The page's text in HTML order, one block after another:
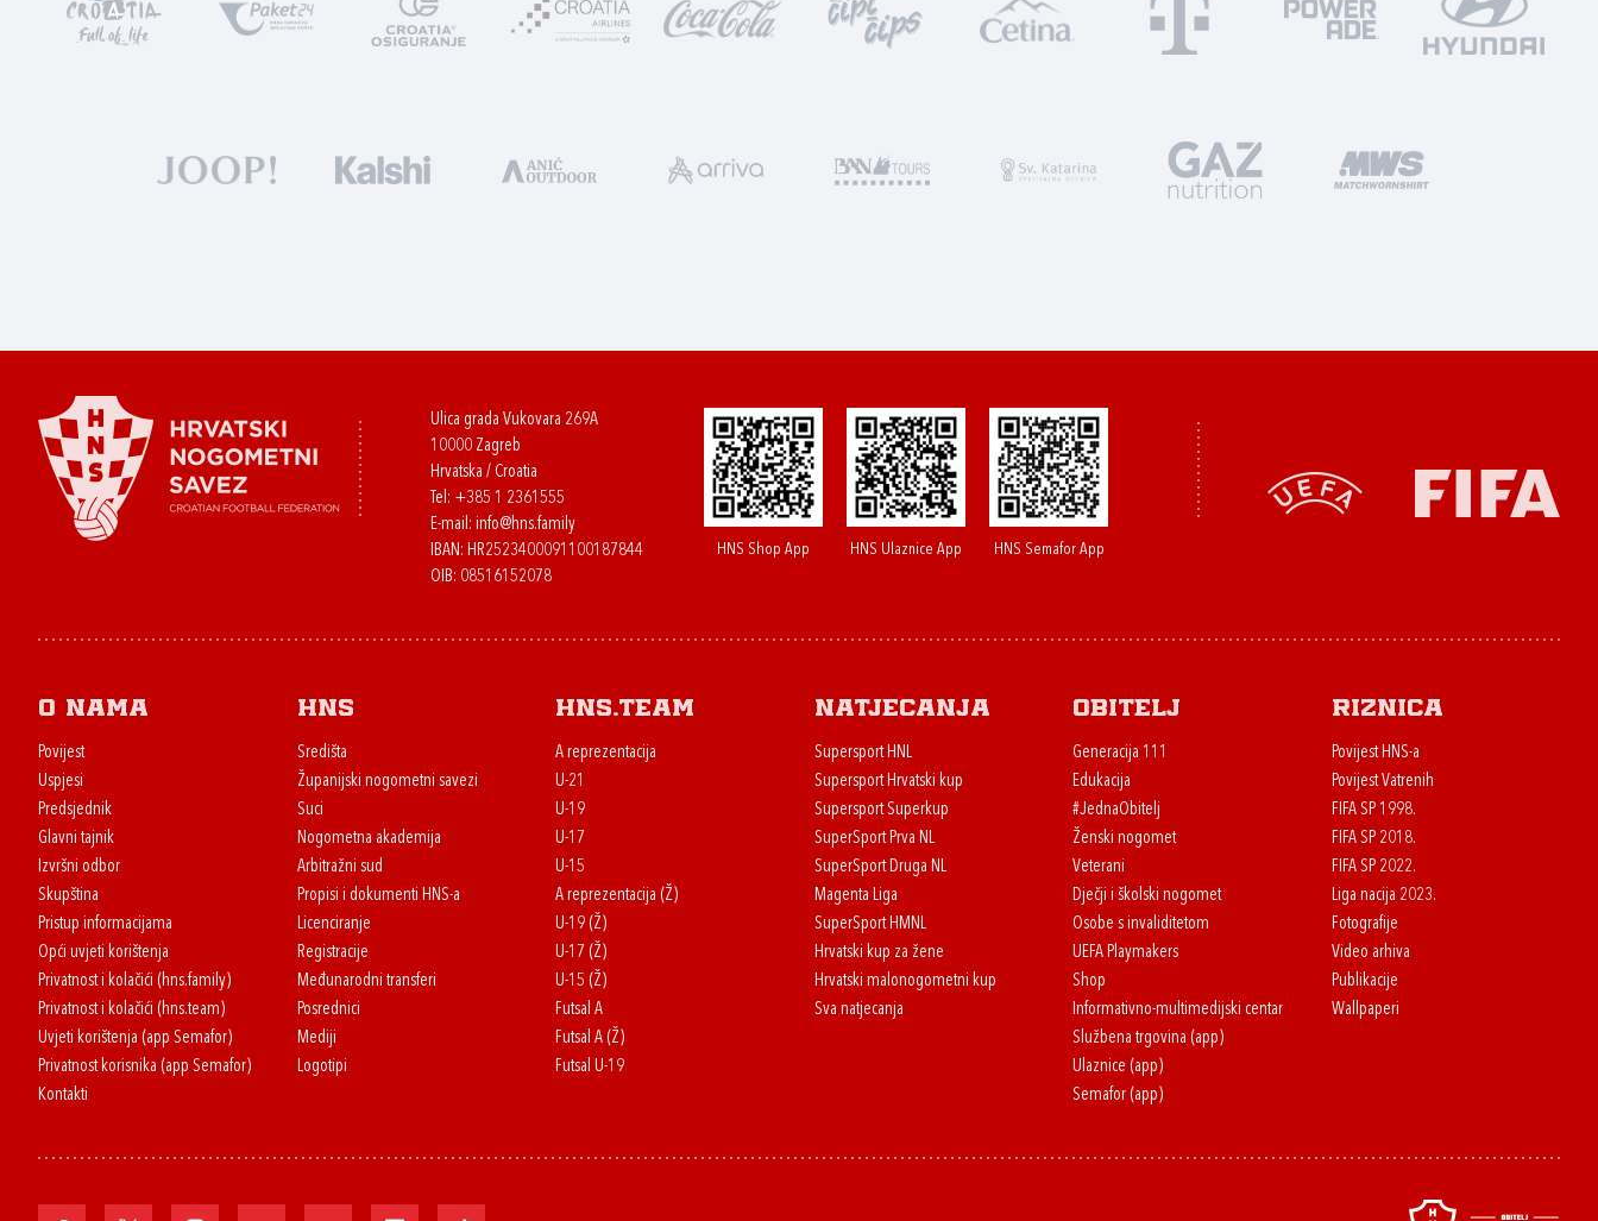
Ulica grada Vukovara 269A
10000 Zagreb
Hrvatska / Croatia
Tel: +385 1 2361555
E-mail: info@hns.family
IBAN: HR2523400091100187844
OIB: 08516152078
HNS Shop App HNS Ulaznice App HNS Semafor App
O nama
Povijest
Uspjesi
Predsjednik
Glavni tajnik
Izvršni odbor
Skupština
Pristup informacijama
Opći uvjeti korištenja
Privatnost i kolačići (hns.family)
Privatnost i kolačići (hns.team)
Uvjeti korištenja (app Semafor)
Privatnost korisnika (app Semafor)
Kontakti
HNS
Središta
Županijski nogometni savezi
Suci
Nogometna akademija
Arbitražni sud
Propisi i dokumenti HNS-a
Licenciranje
Registracije
Međunarodni transferi
Posrednici
Mediji
Logotipi
HNS.team
A reprezentacija
U-21
U-19
U-17
U-15
A reprezentacija (Ž)
U-19 (Ž)
U-17 (Ž)
U-15 (Ž)
Futsal A
Futsal A (Ž)
Futsal U-19
Natjecanja
Supersport HNL
Supersport Hrvatski kup
Supersport Superkup
SuperSport Prva NL
SuperSport Druga NL
Magenta Liga
SuperSport HMNL
Hrvatski kup za žene
Hrvatski malonogometni kup
Sva natjecanja
Obitelj
Generacija 111
Edukacija
#JednaObitelj
Ženski nogomet
Veterani
Dječji i školski nogomet
Osobe s invaliditetom
UEFA Playmakers
Shop
Informativno-multimedijski centar
Službena trgovina (app)
Ulaznice (app)
Semafor (app)
Riznica
Povijest HNS-a
Povijest Vatrenih
FIFA SP 1998.
FIFA SP 2018.
FIFA SP 2022.
Liga nacija 2023.
Fotografije
Video arhiva
Publikacije
Wallpaperi